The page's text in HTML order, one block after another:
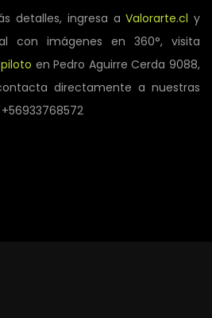
detalles, ingresa aValorarte.cl y
con imágenes en 360°, visita
en Pedro Aguirre Cerda 9088,
directamente a nuestras